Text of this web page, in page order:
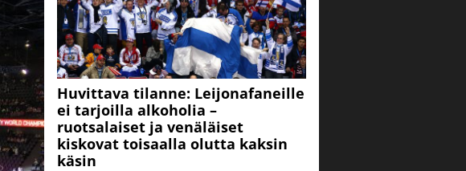
Huvittava tilanne: Leijonafaneille
ei tarjoilla alkoholia –
ruotsalaiset ja venäläiset
kiskovat toisaalla olutta kaksin
käsin